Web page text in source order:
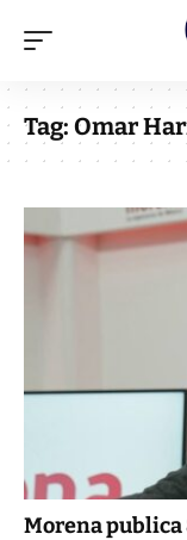
Tag: Omar
Morena publica